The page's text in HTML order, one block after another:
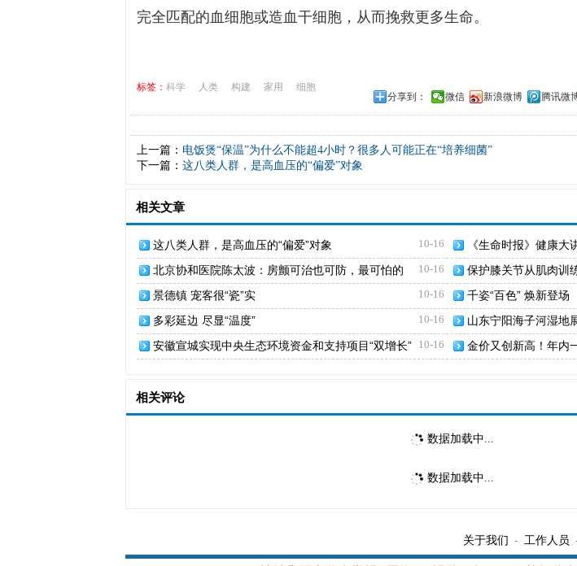
完全匹配的血细胞或造血干细胞，从而挽救更多生命。
标签： 科学 人类 构建 家用
细胞
分享到：
微信 新浪微博 腾讯微
上一篇： 电饭煲“保温”为什么不能超4小时？很多人可能正在“培养细菌”
下一篇： 这八类人群，是高血压的“偏爱”对象
相关文章
10-16
这八类人群，是高血压的“偏爱”对象 《生命时报》健康大
10-16
北京协和医院陈太波：房颤可治也可防，最可怕的
是不知道自己在房颤
保护膝关节从肌肉训
10-16
景德镇 宠客很“瓷”实 千姿“百色” 焕新登场
10-16
多彩延边 尽显“温度” 山东宁阳海子河湿地
10-16
安徽宣城实现中央生态环境资金和支持项目“双增长” 金价又创新高！年内
相关评论
数据加载中...
数据加载中...
关于我们 - 工作人员